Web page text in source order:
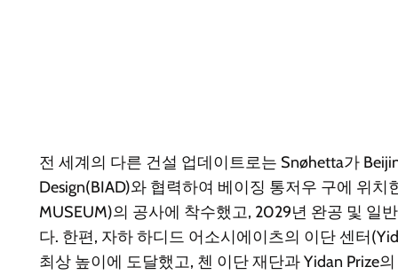
전 세계의 다른 건설 업데이트로는 Snøhetta가
Design(BIAD)와 협력하여 베이징 통저우 구에 위치
MUSEUM)의 공사에 착수했고, 2029년 완공 및 일
다. 한편, 자하 하디드 어소시에이츠의 이단 센터
최상 높이에 도달했고, 첸 이단 재단과 Yidan Prize